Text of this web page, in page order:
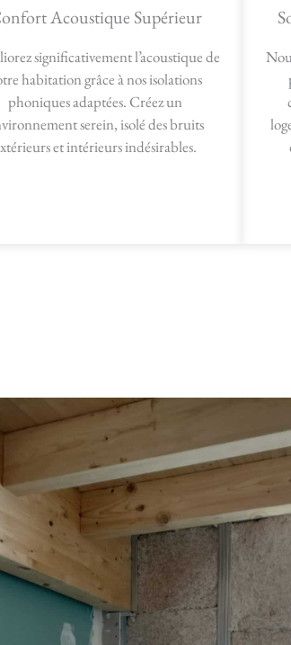
Acoustique Supérieur
significativement l’acoustique de
habitation grâce à nos isolations
phoniques adaptées. Créez un
serein, isolé des bruits
et intérieurs indésirables.